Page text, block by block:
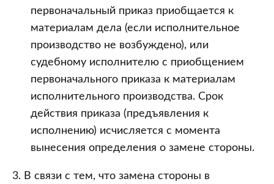
первоначальный приказ приобщается к
материалам дела (если исполнительное
производство не возбуждено), или
судебному исполнителю с приобщением
первоначального приказа к материалам
исполнительного производства. Срок
действия приказа (предъявления к
исполнению) исчисляется с момента
вынесения определения о замене стороны.
3. В связи с тем, что замена стороны в